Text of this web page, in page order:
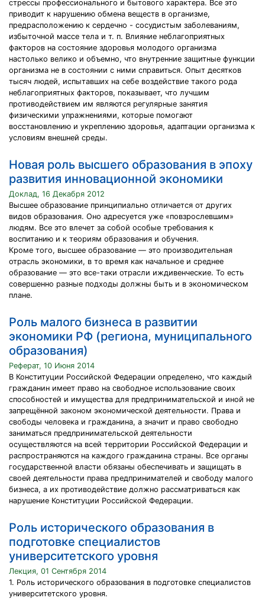
стрессы профессионального и бытового характера. Все это
приводит к нарушению обмена веществ в организме,
предрасположению к сердечно - сосудистым заболеваниям,
избыточной массе тела и т. п. Влияние неблагоприятных
факторов на состояние здоровья молодого организма
настолько велико и объемно, что внутренние защитные функции
организма не в состоянии с ними справиться. Опыт десятков
тысяч людей, испытавших на себе воздействие такого рода
неблагоприятных факторов, показывает, что лучшим
противодействием им являются регулярные занятия
физическими упражнениями, которые помогают
восстановлению и укреплению здоровья, адаптации организма к
условиям внешней среды.
Новая роль высшего образования в эпоху
развития инновационной экономики
Доклад, 16 Декабря 2012
Высшее образование принципиально отличается от других
видов образования. Оно адресуется уже «повзрослевшим»
людям. Все это влечет за собой особые требования к
воспитанию и к теориям образования и обучения.
Кроме того, высшее образование — это производительная
отрасль экономики, в то время как начальное и среднее
образование — это все-таки отрасли иждивенческие. То есть
совершенно разные подходы должны быть и в экономическом
плане.
Роль малого бизнеса в развитии
экономики РФ (региона, муниципального
образования)
Реферат, 10 Июня 2014
В Конституции Российской Федерации определено, что каждый
гражданин имеет право на свободное использование своих
способностей и имущества для предпринимательской и иной не
запрещённой законом экономической деятельности. Права и
свободы человека и гражданина, а значит и право свободно
заниматься предпринимательской деятельности
осуществляются на всей территории Российской Федерации и
распространяются на каждого гражданина страны. Все органы
государственной власти обязаны обеспечивать и защищать в
своей деятельности права предпринимателей и свободу малого
бизнеса, а их противодействие должно рассматриваться как
нарушение Конституции Российской Федерации.
Роль исторического образования в
подготовке специалистов
университетского уровня
Лекция, 01 Сентября 2014
1. Роль исторического образования в подготовке специалистов
университетского уровня.